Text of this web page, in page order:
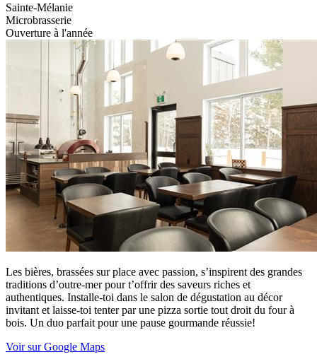
Sainte-Mélanie
Microbrasserie
Ouverture à l'année
Les bières, brassées sur place avec passion, s’inspirent des grandes
traditions d’outre-mer pour t’offrir des saveurs riches et
authentiques. Installe-toi dans le salon de dégustation au décor
invitant et laisse-toi tenter par une pizza sortie tout droit du four à
bois. Un duo parfait pour une pause gourmande réussie!
Voir sur Google Maps